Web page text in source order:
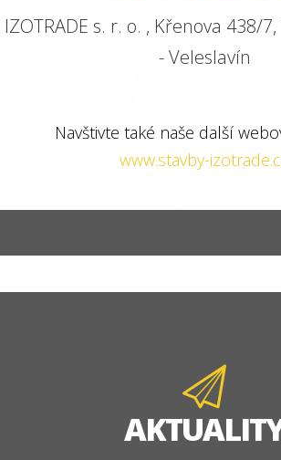
IZOTRADE s. r. o. , Křenova 438/
- Veleslavín
Navštivte také naše další
www.stavby-